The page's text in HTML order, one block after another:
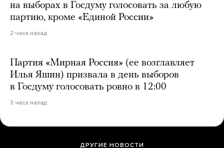
на выборах в Госдуму голосовать за любую
партию, кроме «Единой России»
2 часа назад
Партия «Мирная Россия» (ее возглавляет
Илья Яшин) призвала в день выборов
в Госдуму голосовать ровно в 12:00
3 часа назад
ДРУГИЕ НОВОСТИ